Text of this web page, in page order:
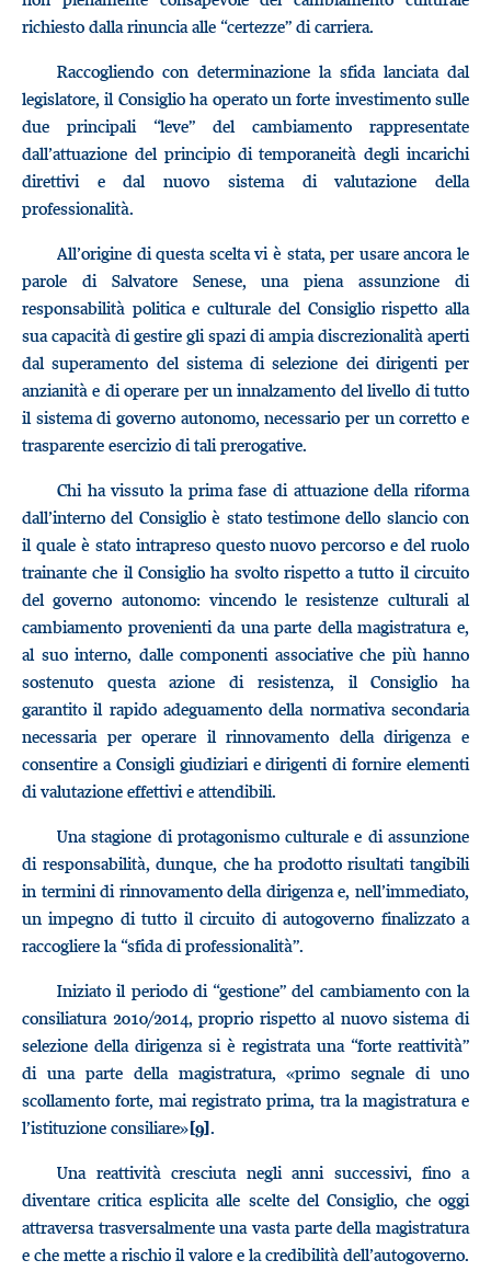
richiesto dalla rinuncia alle “certezze” di carriera.
Raccogliendo con determinazione la sfida lanciata dal
legislatore, il Consiglio ha operato un forte investimento sulle
due principali “leve” del cambiamento rappresentate
dall’attuazione del principio di temporaneità degli incarichi
direttivi e dal nuovo sistema di valutazione della
professionalità.
All’origine di questa scelta vi è stata, per usare ancora le
parole di Salvatore Senese, una piena assunzione di
responsabilità politica e culturale del Consiglio rispetto alla
sua capacità di gestire gli spazi di ampia discrezionalità aperti
dal superamento del sistema di selezione dei dirigenti per
anzianità e di operare per un innalzamento del livello di tutto
il sistema di governo autonomo, necessario per un corretto e
trasparente esercizio di tali prerogative.
Chi ha vissuto la prima fase di attuazione della riforma
dall’interno del Consiglio è stato testimone dello slancio con
il quale è stato intrapreso questo nuovo percorso e del ruolo
trainante che il Consiglio ha svolto rispetto a tutto il circuito
del governo autonomo: vincendo le resistenze culturali al
cambiamento provenienti da una parte della magistratura e,
al suo interno, dalle componenti associative che più hanno
sostenuto questa azione di resistenza, il Consiglio ha
garantito il rapido adeguamento della normativa secondaria
necessaria per operare il rinnovamento della dirigenza e
consentire a Consigli giudiziari e dirigenti di fornire elementi
di valutazione effettivi e attendibili.
Una stagione di protagonismo culturale e di assunzione
di responsabilità, dunque, che ha prodotto risultati tangibili
in termini di rinnovamento della dirigenza e, nell’immediato,
un impegno di tutto il circuito di autogoverno finalizzato a
raccogliere la “sfida di professionalità”.
Iniziato il periodo di “gestione” del cambiamento con la
consiliatura 2010/2014, proprio rispetto al nuovo sistema di
selezione della dirigenza si è registrata una “forte reattività”
di una parte della magistratura, «primo segnale di uno
scollamento forte, mai registrato prima, tra la magistratura e
l’istituzione consiliare»[9].
Una reattività cresciuta negli anni successivi, fino a
diventare critica esplicita alle scelte del Consiglio, che oggi
attraversa trasversalmente una vasta parte della magistratura
e che mette a rischio il valore e la credibilità dell’autogoverno.